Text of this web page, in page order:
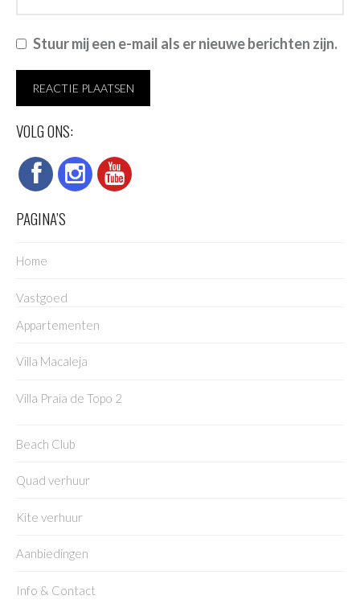
Stuur mij een e-mail als er nieuwe berichten zijn.
VOLG ONS:
PAGINA’S
Home
Vastgoed
Appartementen
Villa Macaleja
Villa Praia de Topo 2
Beach Club
Quad verhuur
Kite verhuur
Aanbiedingen
Info & Contact